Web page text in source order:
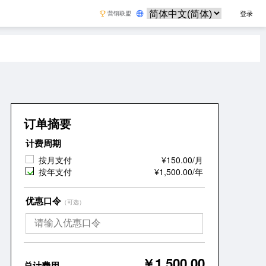
营销联盟 登录
订单摘要
计费周期
按月支付
¥150.00/月
按年支付
¥1,500.00/年
优惠口令（可选）